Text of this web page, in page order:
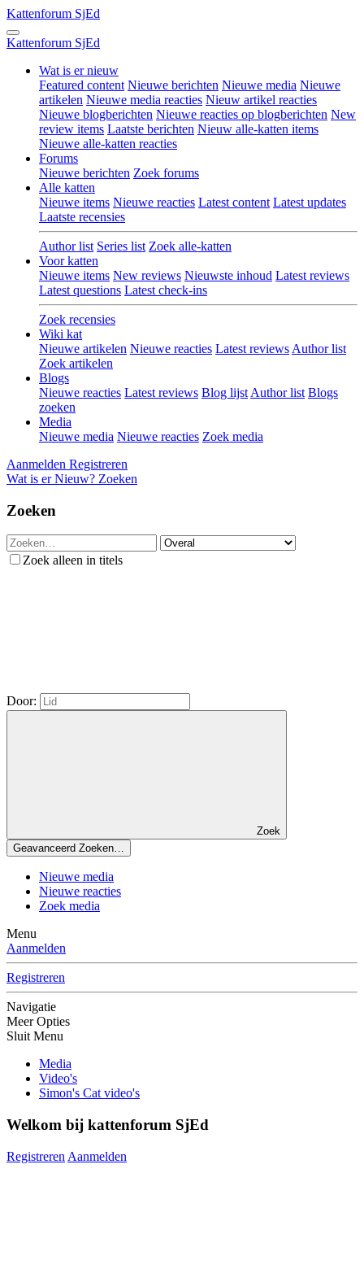
Kattenforum SjEd
Kattenforum SjEd
Wat is er nieuw
Featured content Nieuwe berichten Nieuwe media Nieuwe
artikelen Nieuwe media reacties Nieuw artikel reacties
Nieuwe blogberichten Nieuwe reacties op blogberichten New
review items Laatste berichten Nieuw alle-katten items
Nieuwe alle-katten reacties
Forums
Nieuwe berichten Zoek forums
Alle katten
Nieuwe items Nieuwe reacties Latest content Latest updates
Laatste recensies
Author list Series list Zoek alle-katten
Voor katten
Nieuwe items New reviews Nieuwste inhoud Latest reviews
Latest questions Latest check-ins
Zoek recensies
Wiki kat
Nieuwe artikelen Nieuwe reacties Latest reviews Author list
Zoek artikelen
Blogs
Nieuwe reacties Latest reviews Blog lijst Author list Blogs
zoeken
Media
Nieuwe media Nieuwe reacties Zoek media
Aanmelden Registreren
Wat is er Nieuw? Zoeken
Zoeken
Zoek alleen in titels
Door:
Zoek
Geavanceerd Zoeken…
Nieuwe media
Nieuwe reacties
Zoek media
Menu
Aanmelden
Registreren
Navigatie
Meer Opties
Sluit Menu
Media
Video's
Simon's Cat video's
Welkom bij kattenforum SjEd
Registreren Aanmelden